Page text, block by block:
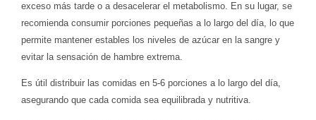
exceso más tarde o a desacelerar el metabolismo. En su lugar, se
recomienda consumir porciones pequeñas a lo largo del día, lo que
permite mantener estables los niveles de azúcar en la sangre y
evitar la sensación de hambre extrema.
Es útil distribuir las comidas en 5-6 porciones a lo largo del día,
asegurando que cada comida sea equilibrada y nutritiva.